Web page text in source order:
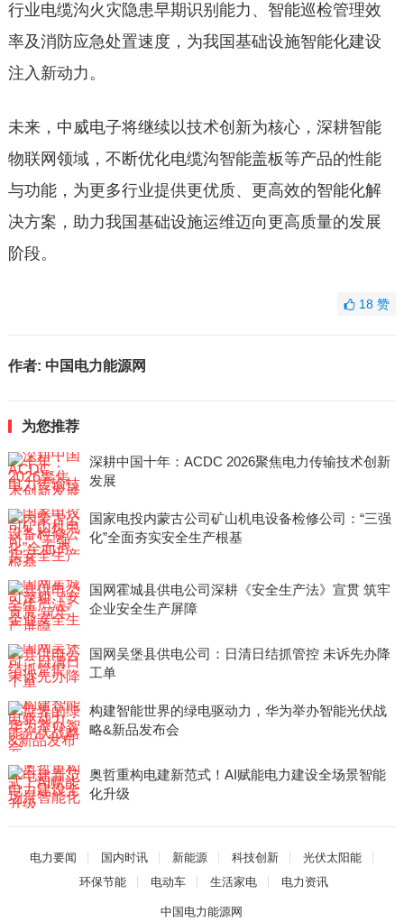
行业电缆沟火灾隐患早期识别能力、智能巡检管理效
率及消防应急处置速度，为我国基础设施智能化建设
注入新动力。
未来，中威电子将继续以技术创新为核心，深耕智能
物联网领域，不断优化电缆沟智能盖板等产品的性能
与功能，为更多行业提供更优质、更高效的智能化解
决方案，助力我国基础设施运维迈向更高质量的发展
阶段。
18赞
作者: 中国电力能源网
为您推荐
深耕中国十年：ACDC 2026聚焦电力传输技术创新
发展
国家电投内蒙古公司矿山机电设备检修公司：“三强
化”全面夯实安全生产根基
国网霍城县供电公司深耕《安全生产法》宣贯 筑牢
企业安全生产屏障
国网吴堡县供电公司：日清日结抓管控 未诉先办降
工单
构建智能世界的绿电驱动力，华为举办智能光伏战
略&新品发布会
奥哲重构电建新范式！AI赋能电力建设全场景智能
化升级
电力要闻 国内时讯 新能源 科技创新
光伏太阳能
环保节能
电动车 生活家电 电力资讯
中国电力能源网